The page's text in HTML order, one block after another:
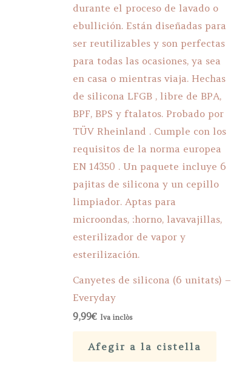
Canyetes de silicona (6 unitats) –
Everyday
9,99€ Iva inclòs
Afegir a la cistella